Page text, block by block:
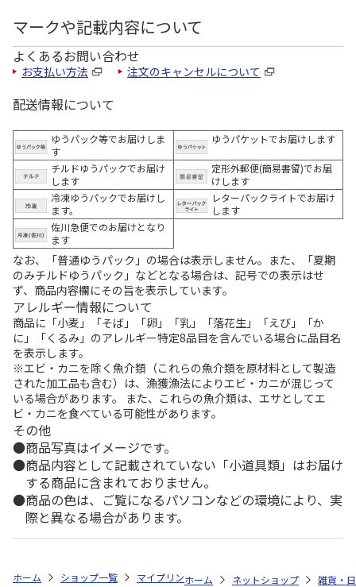
マークや記載内容について
よくあるお問い合わせ
お支払い方法 注文のキャンセルについて
配送情報について
ゆうパック等でお届けしま
す
ゆうパケットでお届けします
チルドゆうパックでお届け
します
定形外郵便(簡易書留)でお届
けします
冷凍ゆうパックでお届けし
ます。
レターパックライトでお届け
します
佐川急便でのお届けとなり
ます
なお、「普通ゆうパック」の場合は表示しません。また、「夏期
のみチルドゆうパック」などとなる場合は、記号での表示はせ
ず、商品内容欄にその旨を表示しています。
アレルギー情報について
商品に「小麦」「そば」「卵」「乳」「落花生」「えび」「か
に」「くるみ」のアレルギー特定8品目を含んでいる場合に品目名
を表示します。
※エビ・カニを除く魚介類（これらの魚介類を原材料として製造
された加工品も含む）は、漁獲漁法によりエビ・カニが混じって
いる場合があります。 また、これらの魚介類は、エサとしてエ
ビ・カニを食べている可能性があります。
その他
商品写真はイメージです。
商品内容として記載されていない「小道具類」はお届け
する商品に含まれておりません。
商品の色は、ご覧になるパソコンなどの環境により、実
際と異なる場合があります。
ホーム ショップ一覧 マイプリント ビーンズ迷子札【マルチーズ
ホーム ネットショップ 雑貨・